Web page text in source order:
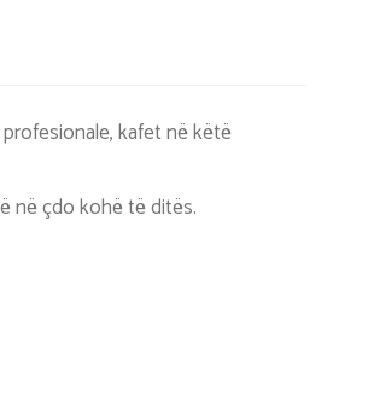
kafet në këtë
në çdo kohë të ditës.